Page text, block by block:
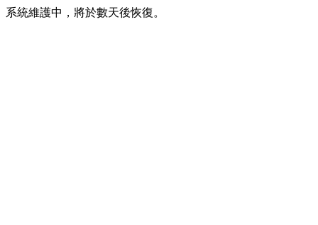
系統維護中，將於數天後恢復。